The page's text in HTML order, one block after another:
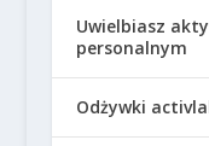
Uwielbiasz
personalnym
Odżywki